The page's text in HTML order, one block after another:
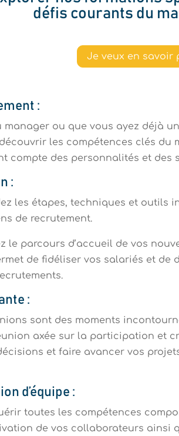
défis courants du
Je veux en savoir
:
manager ou que vous ayez déjà
les compétences clés du
compte des personnalités et des
:
les étapes, techniques et outils
de recrutement.
le parcours d’accueil de vos
de fidéliser vos salariés et de
:
sont des moments
axée sur la participation et
et faire avancer vos
d’équipe :
toutes les compétences
de vos collaborateurs ainsi